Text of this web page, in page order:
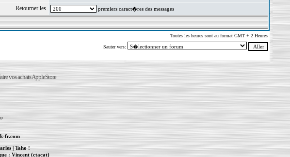
Retourner les premiers caract�res des messages
Toutes les heures sont au format GMT + 2 Heures
Sauter vers:
vos achats AppleStore
fr.com
| Taho !
:Vincent (ctacat)